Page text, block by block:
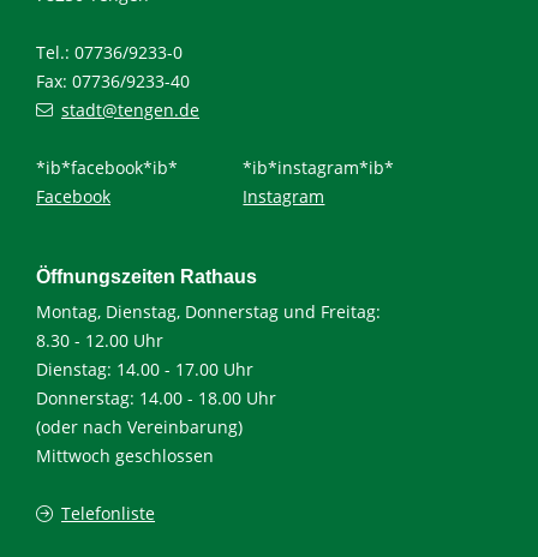
Tel.: 07736/9233-0
Fax: 07736/9233-40
stadt@tengen.de
*ib*facebook*ib*
Facebook
*ib*instagram*ib*
Instagram
Öffnungszeiten Rathaus
Montag, Dienstag, Donnerstag und Freitag:
8.30 - 12.00 Uhr
Dienstag: 14.00 - 17.00 Uhr
Donnerstag: 14.00 - 18.00 Uhr
(oder nach Vereinbarung)
Mittwoch geschlossen
Telefonliste